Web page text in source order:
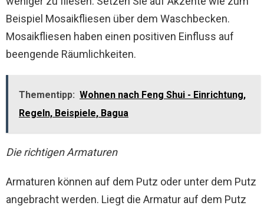
Beispiel Mosaikfliesen über dem Waschbecken.
Mosaikfliesen haben einen positiven Einfluss auf
beengende Räumlichkeiten.
Thementipp: Wohnen nach Feng Shui - Einrichtung,
Regeln, Beispiele, Bagua
Die richtigen Armaturen
Armaturen können auf dem Putz oder unter dem Putz
angebracht werden. Liegt die Armatur auf dem Putz